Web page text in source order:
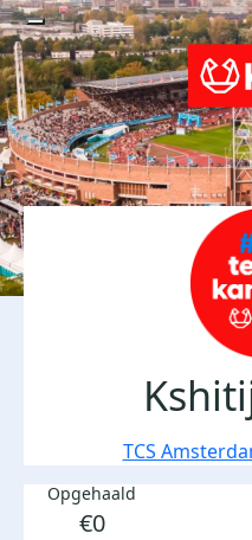
TCS
Opgehaald
€0